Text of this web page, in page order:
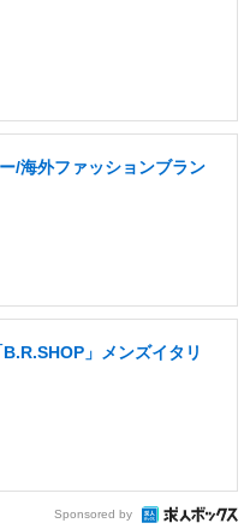
/海外ファッションブラン
」メンズイタリ
Sponsored by